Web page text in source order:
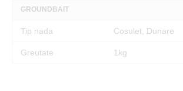
GROUNDBAIT
Tip nada Cosulet, Dunare
Greutate 1kg